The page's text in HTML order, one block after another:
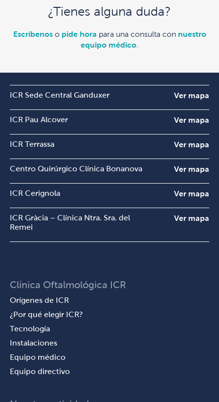
¿Tienes alguna duda?
Escríbenoso pide hora para una consulta con nuestro
equipo médico
ICR Sede Central Ganduxer Ver mapa
ICR Pau Alcover Ver mapa
ICR Terrassa Ver mapa
Centro Quirúrgico Clínica Bonanova Ver mapa
ICR Cerignola Ver mapa
ICR Gràcia – Clínica Ntra. Sra. del
Remei
Ver mapa
Clínica Oftalmológica ICR
Orígenes de ICR
¿Por qué elegir ICR?
Tecnología
Instalaciones
Equipo médico
Equipo directivo